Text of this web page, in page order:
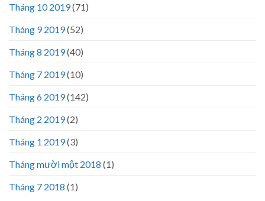
Tháng 10 2019(71)
Tháng 9 2019(52)
Tháng 8 2019(40)
Tháng 7 2019(10)
Tháng 6 2019(142)
Tháng 2 2019(2)
Tháng 1 2019(3)
Tháng mười một 2018 (1)
Tháng 7 2018 (1)